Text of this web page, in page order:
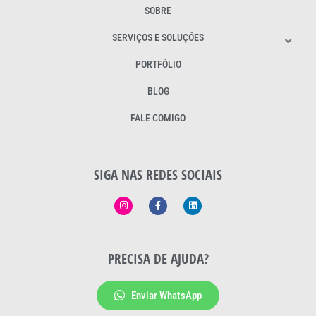
SOBRE
SERVIÇOS E SOLUÇÕES
PORTFÓLIO
BLOG
FALE COMIGO
SIGA NAS REDES SOCIAIS
PRECISA DE AJUDA?
Enviar WhatsApp